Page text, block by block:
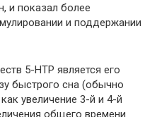
и показал более
и поддержании
5-HTP является его
быстрого сна (обычно
увеличение 3-й и 4-й
общего времени